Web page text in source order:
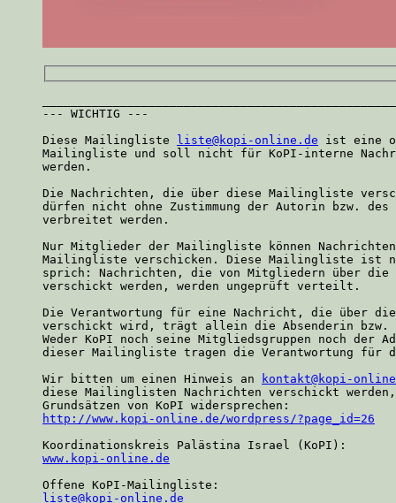
--- WICHTIG ---
Diese Mailingliste
liste@kopi-online.de ist eine
Mailingliste und soll nicht für KoPI-interne
werden.
Die Nachrichten, die über diese Mailingliste
dürfen nicht ohne Zustimmung der Autorin bzw.
verbreitet werden.
Nur Mitglieder der Mailingliste können
Mailingliste verschicken. Diese Mailingliste ist
sprich: Nachrichten, die von Mitgliedern über
verschickt werden, werden ungeprüft verteilt.
Die Verantwortung für eine Nachricht, die über
verschickt wird, trägt allein die Absenderin bzw.
Weder KoPI noch seine Mitgliedsgruppen noch der
dieser Mailingliste tragen die Verantwortung für
Wir bitten um einen Hinweis an
kontakt@kopi-
diese Mailinglisten Nachrichten verschickt
http://www.kopi-online.de/wordpress/?page_id=26
www.kopi-online.de
liste@kopi-online.de